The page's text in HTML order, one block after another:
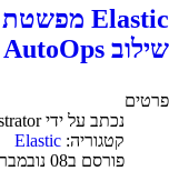
שילוב AutoOps
פרטים
נכתב על ידי
קטגוריה: Elastic
פורסם ב08 נובמבר 2024